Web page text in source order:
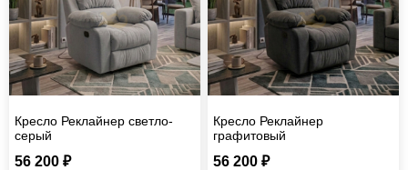
Кресло Реклайнер светло-
серый
56 200 ₽
Кресло Реклайнер
графитовый
56 200 ₽